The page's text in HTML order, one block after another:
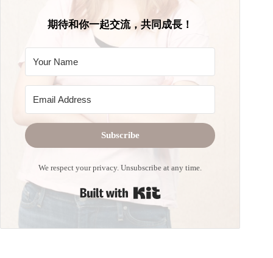
期待和你一起交流，共同成長！
Subscribe
We respect your privacy. Unsubscribe at any time.